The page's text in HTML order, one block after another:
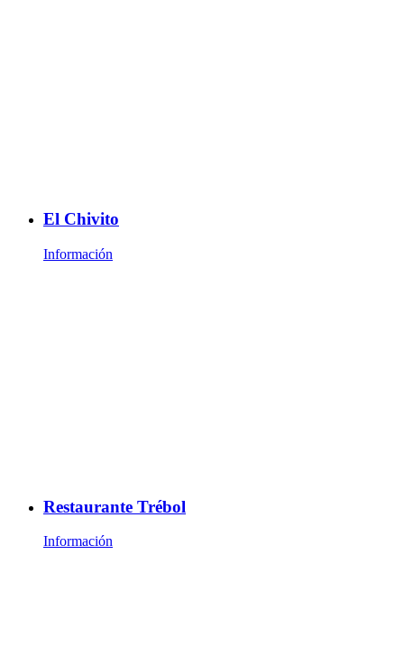
El Chivito
Información
Restaurante Trébol
Información